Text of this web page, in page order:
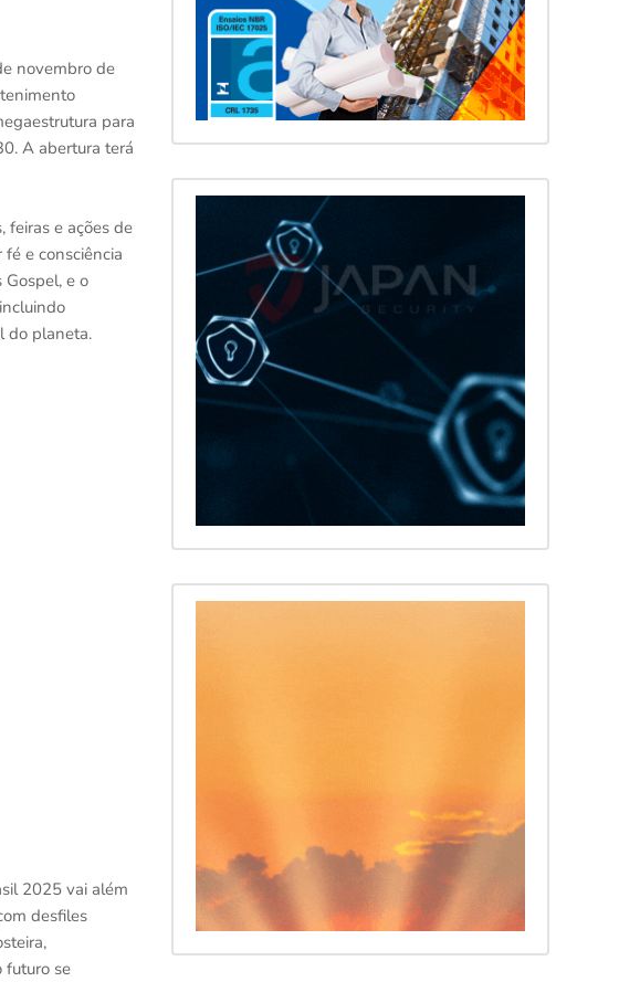
novembro de
para
A abertura terá
feiras e ações de
e consciência
e o
do planeta.
2025 vai além
desfiles
futuro se